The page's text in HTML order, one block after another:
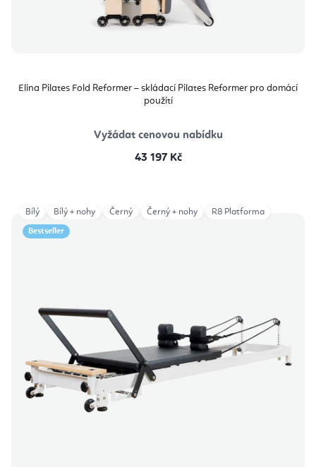
Elina Pilates Fold Reformer – skládací Pilates Reformer pro domácí
použití
Vyžádat cenovou nabídku
43 197 Kč
Bestseller
Bílý Bílý + nohy Černý Černý + nohy R8 Platforma